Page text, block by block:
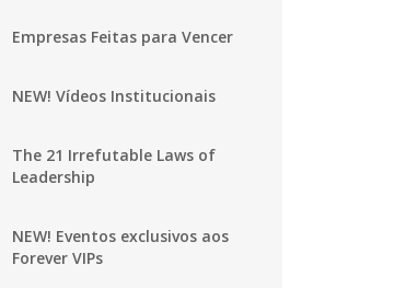
Empresas Feitas para Vencer
NEW! Vídeos Institucionais
The 21 Irrefutable Laws of
Leadership
NEW! Eventos exclusivos aos
Forever VIPs